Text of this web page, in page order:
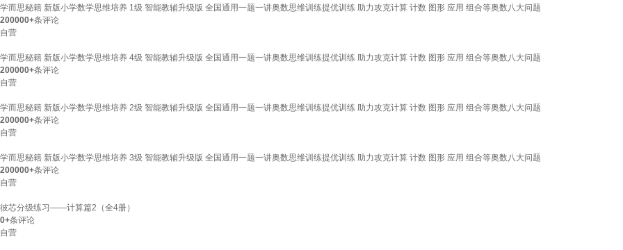
学而思秘籍 新版小学数学思维培养 1级 智能教辅升级版 全国通用一题一讲奥数思维训练提优训练 助力攻克计算 计数 图形 应用 组合等奥数八大问题
200000+条评论
自营
学而思秘籍 新版小学数学思维培养 4级 智能教辅升级版 全国通用一题一讲奥数思维训练提优训练 助力攻克计算 计数 图形 应用 组合等奥数八大问题
200000+条评论
自营
学而思秘籍 新版小学数学思维培养 2级 智能教辅升级版 全国通用一题一讲奥数思维训练提优训练 助力攻克计算 计数 图形 应用 组合等奥数八大问题
200000+条评论
自营
学而思秘籍 新版小学数学思维培养 3级 智能教辅升级版 全国通用一题一讲奥数思维训练提优训练 助力攻克计算 计数 图形 应用 组合等奥数八大问题
200000+条评论
自营
彼芯分级练习――计算篇2（全4册）
0+条评论
自营